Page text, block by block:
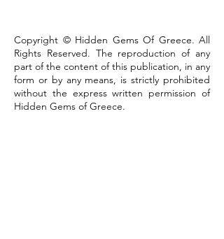
Copyright © Hidden Gems Of Greece. All
Rights Reserved. The reproduction of any
part of the content of this publication, in any
form or by any means, is strictly prohibited
without the express written permission of
Hidden Gems of Greece.